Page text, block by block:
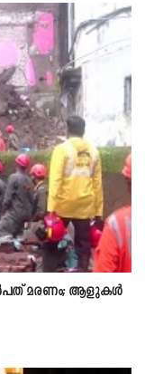
മരണം; ആളുകൾ